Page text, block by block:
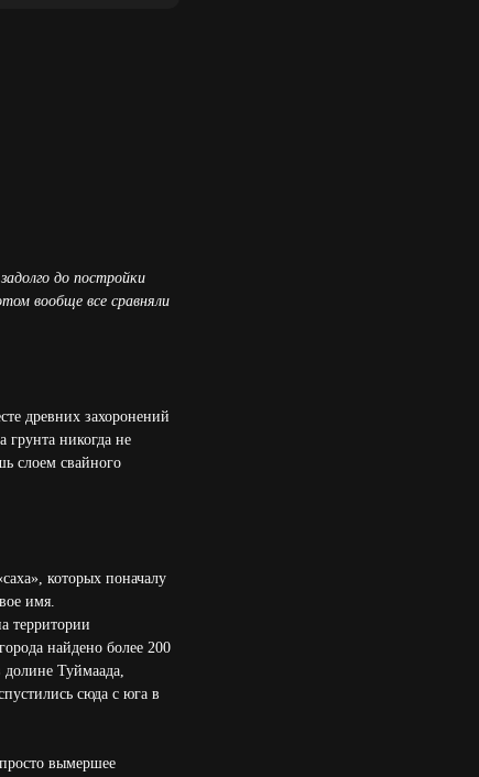
до постройки
вообще все сравняли
древних захоронений
грунта никогда не
слоем свайного
которых поначалу
имя.
территории
найдено более 200
Туймаада,
сюда с юга в
вымершее